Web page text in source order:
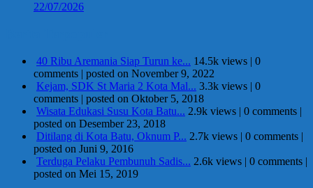
22/07/2026
40 Ribu Aremania Siap Turun ke... 14.5k views | 0
comments | posted on November 9, 2022
Kejam, SDK St Maria 2 Kota Mal... 3.3k views | 0
comments | posted on Oktober 5, 2018
Wisata Edukasi Susu Kota Batu... 2.9k views | 0 comments |
posted on Desember 23, 2018
Ditilang di Kota Batu, Oknum P... 2.7k views | 0 comments |
posted on Juni 9, 2016
Terduga Pelaku Pembunuh Sadis... 2.6k views | 0 comments |
posted on Mei 15, 2019